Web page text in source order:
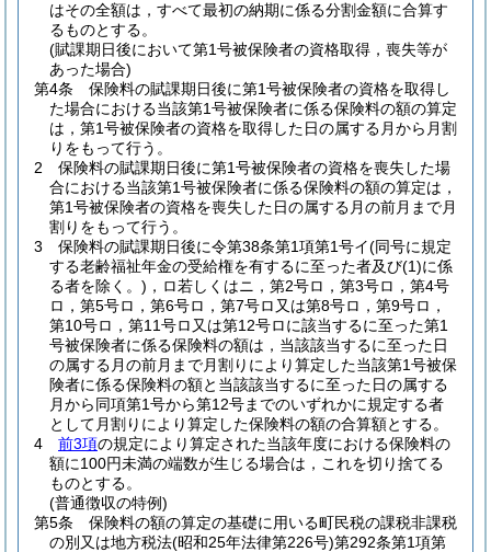
はその全額は，すべて最初の納期に係る分割金額に合算す
るものとする。
(賦課期日後において第1号被保険者の資格取得，喪失等が
あった場合)
第4条
保険料の賦課期日後に第1号被保険者の資格を取得し
た場合における当該第1号被保険者に係る保険料の額の算定
は，第1号被保険者の資格を取得した日の属する月から月割
りをもって行う。
2
保険料の賦課期日後に第1号被保険者の資格を喪失した場
合における当該第1号被保険者に係る保険料の額の算定は，
第1号被保険者の資格を喪失した日の属する月の前月まで月
割りをもって行う。
3
保険料の賦課期日後に令第38条第1項第1号イ(同号に規定
する老齢福祉年金の受給権を有するに至った者及び(1)に係
る者を除く。) ，ロ若しくはニ，第2号ロ，第3号ロ，第4号
ロ，第5号ロ，第6号ロ，第7号ロ又は第8号ロ，第9号ロ，
第10号ロ，第11号ロ又は第12号ロに該当するに至った第1
号被保険者に係る保険料の額は，当該該当するに至った日
の属する月の前月まで月割りにより算定した当該第1号被保
険者に係る保険料の額と当該該当するに至った日の属する
月から同項第1号から第12号までのいずれかに規定する者
として月割りにより算定した保険料の額の合算額とする。
4
前3項の規定により算定された当該年度における保険料の
額に100円未満の端数が生じる場合は，これを切り捨てる
ものとする。
(普通徴収の特例)
第5条
保険料の額の算定の基礎に用いる町民税の課税非課税
の別又は地方税法(昭和25年法律第226号)第292条第1項第